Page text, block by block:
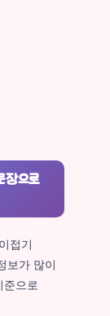
장으로
접기
보가 많이
으로